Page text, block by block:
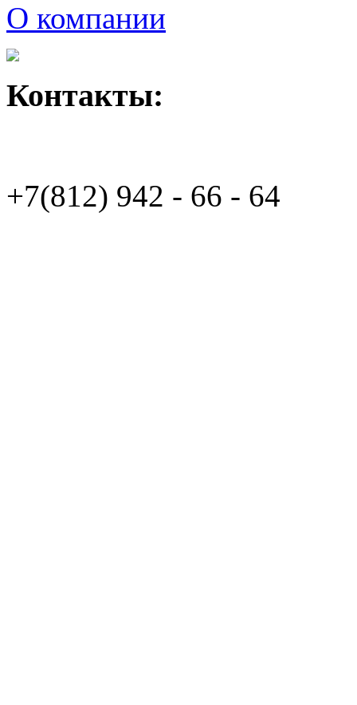
О компании
Контакты:
+7(812) 942 - 66 - 64